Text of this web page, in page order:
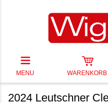
MENU WARENKORB
2024 Leutschner